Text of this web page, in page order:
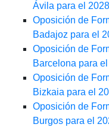
Ávila para el 2028
Oposición de
Badajoz para el
Oposición de
Barcelona para
Oposición de
Bizkaia para el
Oposición de
Burgos para el